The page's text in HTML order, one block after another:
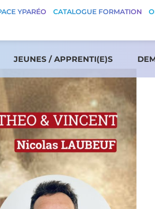
YPARÉO CATALOGUE FORMATION
JEUNES / APPRENTI(E)S